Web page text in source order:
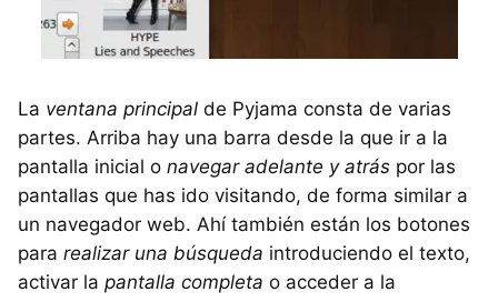
La ventana principal de Pyjama consta de varias
partes. Arriba hay una barra desde la que ir a la
pantalla inicial o navegar adelante y atrás por las
pantallas que has ido visitando, de forma similar a
un navegador web. Ahí también están los botones
para realizar una búsqueda introduciendo el texto,
activar la pantalla completa o acceder a la